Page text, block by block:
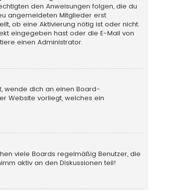
den Anweisungen folgen, die du
angemeldeten Mitglieder erst
ob eine Aktivierung nötig ist oder nicht.
eingegeben hast oder die E-Mail von
einen Administrator.
wende dich an einen Board-
Website vorliegt, welches ein
viele Boards regelmäßig Benutzer, die
aktiv an den Diskussionen teil!